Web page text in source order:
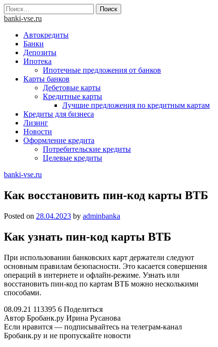
Skip
to
Найти:
banki-vse.ru
Автокредиты
Банки
Депозиты
Ипотека
Ипотечные предложения от банков
Карты банков
Дебетовые карты
Кредитные карты
Лучшие предложения по кредитным картам
Кредиты для бизнеса
Лизинг
Новости
Оформление кредита
Потребительские кредиты
Целевые кредиты
banki-vse.ru
Как восстановить пин-код карты ВТБ
Posted on 28.04.2023 by adminbanka
Как узнать пин-код карты ВТБ
При использовании банковских карт держатели следуют
основным правилам безопасности. Это касается совершения
операций в интернете и офлайн-режиме. Узнать или
восстановить пин-код по картам ВТБ можно несколькими
способами.
08.09.21 113395 6 Поделиться
Автор Бробанк.ру Ирина Русанова
Если нравится — подписывайтесь на телеграм-канал
Бробанк.ру и не пропускайте новости